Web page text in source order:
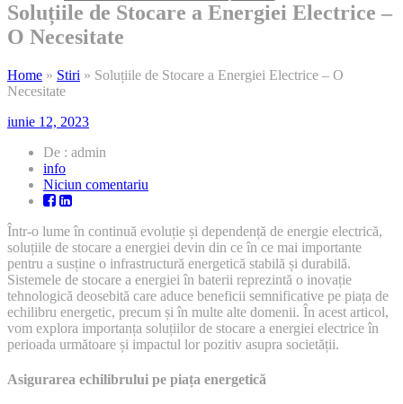
Soluțiile de Stocare a Energiei Electrice –
O Necesitate
Home » Stiri » Soluțiile de Stocare a Energiei Electrice – O
Necesitate
iunie 12, 2023
De : admin
info
Niciun comentariu
Stocare
a
Energiei
Electrice
–
O
Necesitate
Într-o lume în continuă evoluție și dependență de energie electrică,
soluțiile de stocare a energiei devin din ce în ce mai importante
pentru a susține o infrastructură energetică stabilă și durabilă.
Sistemele de stocare a energiei în baterii reprezintă o inovație
tehnologică deosebită care aduce beneficii semnificative pe piața de
echilibru energetic, precum și în multe alte domenii. În acest articol,
vom explora importanța soluțiilor de stocare a energiei electrice în
perioada următoare și impactul lor pozitiv asupra societății.
Asigurarea echilibrului pe piața energetică